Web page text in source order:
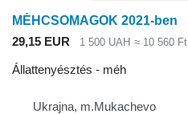
MÉHCSOMAGOK 2021-ben
29,15 EUR
1 500 UAH ≈ 10 560 Ft
Állattenyésztés - méh
Ukrajna, m.Mukachevo